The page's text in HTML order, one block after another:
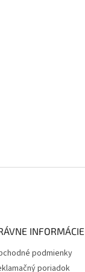
INFORMÁCIE
podmienky
poriadok